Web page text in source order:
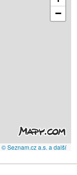
−
© Seznam.cz a.s. a další